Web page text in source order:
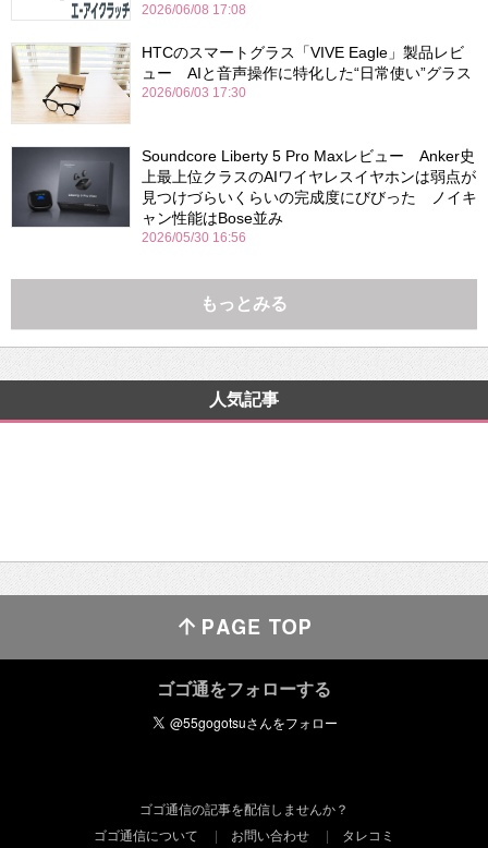
2026/06/08 17:08
HTCのスマートグラス「VIVE Eagle」製品レビ
ュー AIと音声操作に特化した“日常使い”グラス
2026/06/03 17:30
Soundcore Liberty 5 Pro Maxレビュー Anker史
上最上位クラスのAIワイヤレスイヤホンは弱点が
見つけづらいくらいの完成度にびびった ノイキ
ャン性能はBose並み
2026/05/30 16:56
もっとみる
人気記事
ゴゴ通をフォローする
ゴゴ通信の記事を配信しませんか？
ゴゴ通信について
お問い合わせ タレコミ